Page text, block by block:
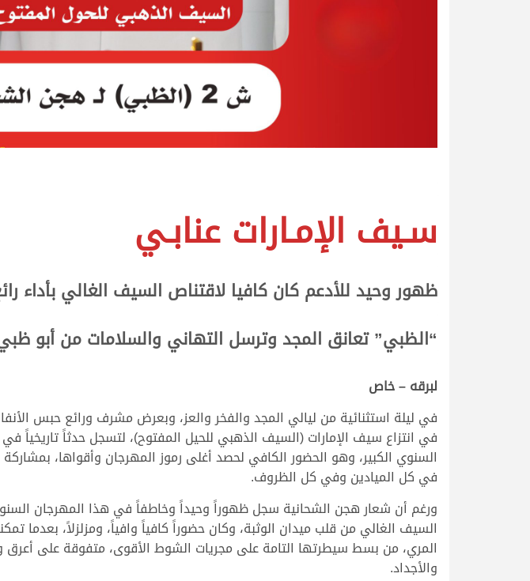
سـيف الإمـارات عنابـي
ظهور وحيد للأدعم كان كافيا لاقتناص السيف الغالي بأداء
“الظبي” تعانق المجد وترسل التهاني والسلامات من أبو
لبرقه – خاص
السنوي الكبير، وهو الحضور الكافي لحصد أغلى رموز المهرجان وأقواها،
في كل الميادين وفي كل الظروف.
السيف الغالي من قلب ميدان الوثبة، وكان حضوراً كافياً وافياً، ومزلزلاً، بعدما
المري، من بسط سيطرتها التامة على مجريات الشوط الأقوى، متفوقة على أعرق
والأجداد.